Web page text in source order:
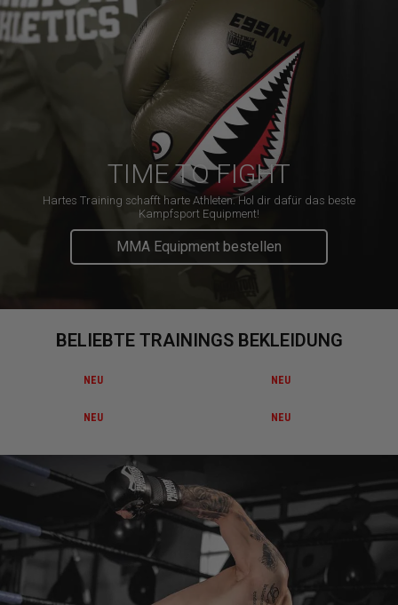
TIME TO FIGHT
Hartes Training schafft harte Athleten. Hol dir dafür das beste
Kampfsport Equipment!
MMA Equipment bestellen
BELIEBTE TRAININGS BEKLEIDUNG
NEU NEU
NEU NEU